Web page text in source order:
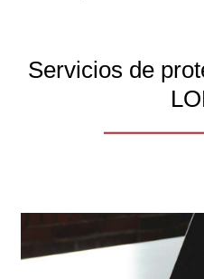
Servicios de